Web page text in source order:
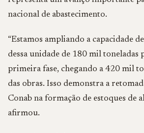
nacional de abastecimento.
“Estamos ampliando a capacidade
dessa unidade de 180 mil toneladas
primeira fase, chegando a 420 mil
das obras. Isso demonstra a
Conab na formação de estoques de
afirmou.